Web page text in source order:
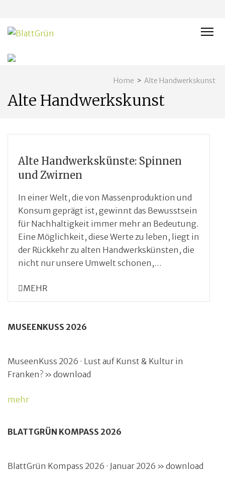
Home > Alte Handwerkskunst
Alte Handwerkskunst
Alte Handwerkskünste: Spinnen
und Zwirnen
In einer Welt, die von Massenproduktion und
Konsum geprägt ist, gewinnt das Bewusstsein
für Nachhaltigkeit immer mehr an Bedeutung.
Eine Möglichkeit, diese Werte zu leben, liegt in
der Rückkehr zu alten Handwerkskünsten, die
nicht nur unsere Umwelt schonen,…
MEHR
MUSEENKUSS 2026
MuseenKuss 2026 · Lust auf Kunst & Kultur in
Franken? » download
mehr
BLATTGRÜN KOMPASS 2026
BlattGrün Kompass 2026 · Januar 2026 » download